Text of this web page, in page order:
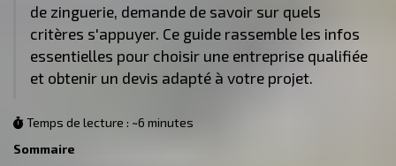
de zinguerie, demande de savoir sur quels
critères s'appuyer. Ce guide rassemble les infos
essentielles pour choisir une entreprise qualifiée
et obtenir un devis adapté à votre projet.
Temps de lecture : ~6 minutes
Sommaire